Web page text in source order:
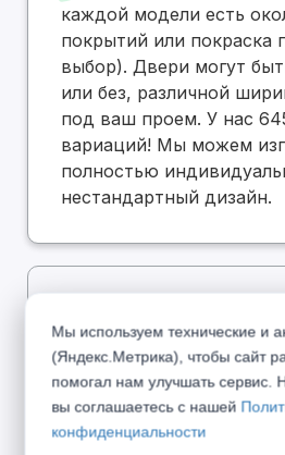
каждой модели есть
покрытий или покраска
выбор). Двери могут
или без, различной
под ваш проем. У нас
вариаций! Мы можем
полностью
нестандартный дизайн.
дешевые двери по
цене?
Мы используем технические и
(Яндекс.Метрика), чтобы сайт
помогал нам улучшать сервис.
вы соглашаетесь с нашей
конфиденциальности